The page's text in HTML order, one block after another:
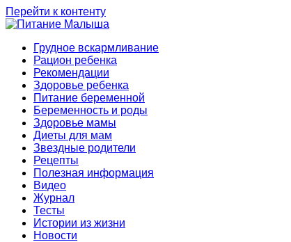
Перейти к контенту
Грудное вскармливание
Рацион ребенка
Рекомендации
Здоровье ребенка
Питание беременной
Беременность и роды
Здоровье мамы
Диеты для мам
Звездные родители
Рецепты
Полезная информация
Видео
Журнал
Тесты
Истории из жизни
Новости